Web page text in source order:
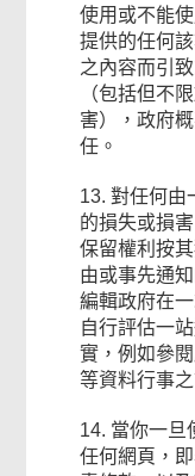
使用或不能
提供的任何
之內容而引
（包括但不
害），政府
任。
13. 對任何由
的損失或損
保留權利按
由或事先通
編輯政府在
自行評估一
實，例如參
等資料行事
14. 當你一旦
任何網頁，